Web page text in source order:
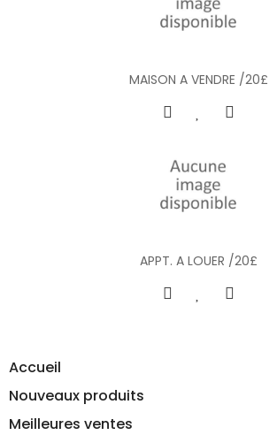
Accueil
Nouveaux produits
Meilleures ventes
MAISON A VENDRE /20£
APPT. A LOUER /20£